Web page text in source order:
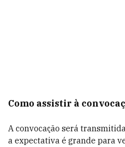
Como assistir à
A convocação será
a expectativa é grande para